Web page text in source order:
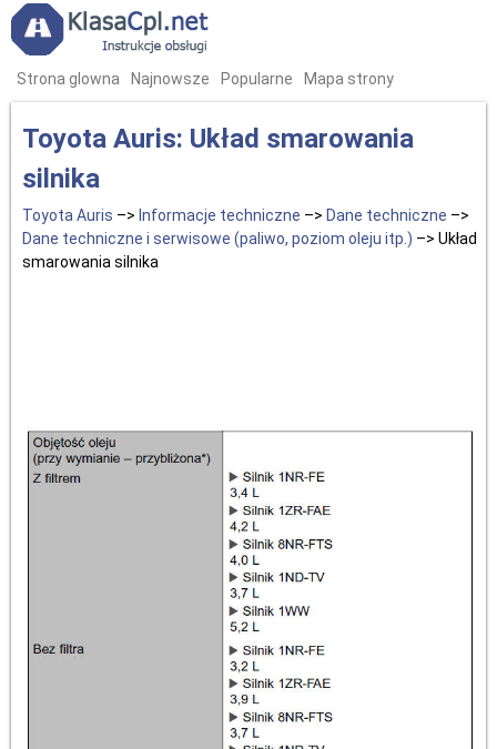
Strona glowna Najnowsze Popularne Mapa strony
Toyota Auris: Układ smarowania
silnika
Toyota Auris –> Informacje techniczne –> Dane techniczne –>
Dane techniczne i serwisowe (paliwo, poziom oleju itp.) –> Układ
smarowania silnika